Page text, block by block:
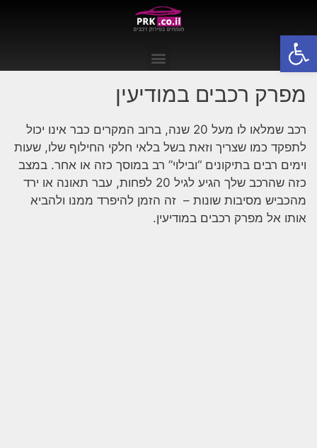
פתח סרגל נגישות
מפרק רכבים במודיעין
רכב שמלאו לו מעל 20 שנה, ברוב המקרים כבר אינו יכול
לתפקד כמו שצריך וזאת בשל בלאי חלקי החילוף שלו, שעות
וימים רבים בתיקונים “ובילוי” רב במוסך כזה או אחר. במצב
כזה שהרכב שלך הגיע לגיל 20 לפחות, עבר תאונה או ירד
מהכביש מסיבות שונות – זה הזמן להיפרד ממנו ולהביא
אותו אל מפרק רכבים במודיעין.